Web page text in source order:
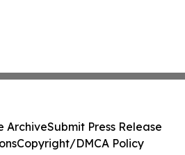
ArchiveSubmit Press Release
Copyright/DMCA Policy